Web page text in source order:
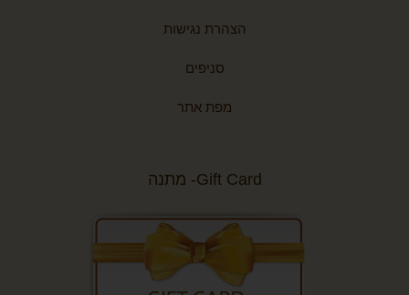
הצהרת נגישות
סניפים
מפת אתר
Gift Card- מתנה